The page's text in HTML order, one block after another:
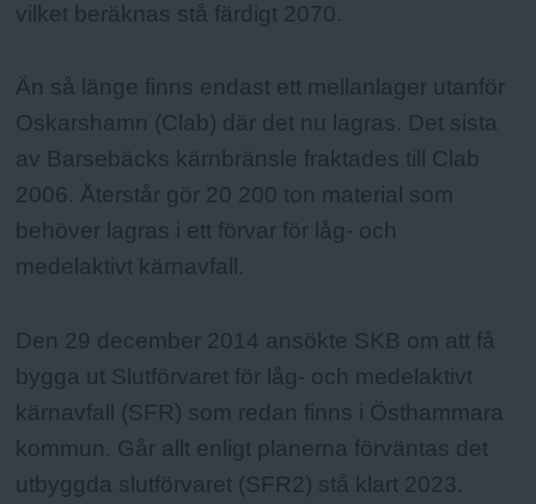
vilket beräknas stå färdigt 2070.
Än så länge finns endast ett mellanlager utanför
Oskarshamn (Clab) där det nu lagras. Det sista
av Barsebäcks kärnbränsle fraktades till Clab
2006. Återstår gör 20 200 ton material som
behöver lagras i ett förvar för låg- och
medelaktivt kärnavfall.
Den 29 december 2014 ansökte SKB om att få
bygga ut Slutförvaret för låg- och medelaktivt
kärnavfall (SFR) som redan finns i Östhammara
kommun. Går allt enligt planerna förväntas det
utbyggda slutförvaret (SFR2) stå klart 2023.